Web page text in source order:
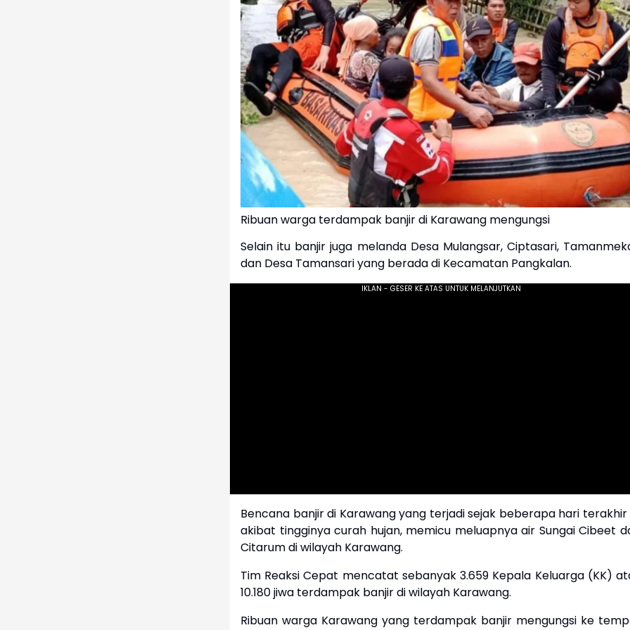
Ribuan warga terdampak banjir di Karawang mengungsi
Selain itu banjir juga melanda Desa Mulangsar, Ciptasari,
dan Desa Tamansari yang berada di Kecamatan Pangkalan.
Bencana banjir di Karawang yang terjadi sejak beberapa hari terakhir
akibat tingginya curah hujan, memicu meluapnya air Sungai Cibeet
Citarum di wilayah Karawang.
Tim Reaksi Cepat mencatat sebanyak 3.659 Kepala Keluarga (KK)
10.180 jiwa terdampak banjir di wilayah Karawang.
Ribuan warga Karawang yang terdampak banjir mengungsi ke